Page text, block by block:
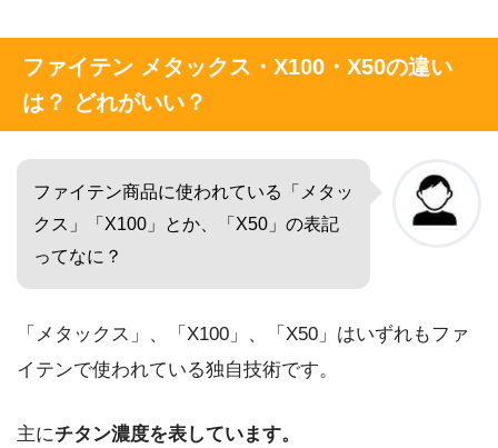
ファイテン メタックス・X100・X50の違い
は？ どれがいい？
ファイテン商品に使われている「メタッ
クス」「X100」とか、「X50」の表記
ってなに？
「メタックス」、「X100」、「X50」はいずれもファ
イテンで使われている独自技術です。
主にチタン濃度を表しています。